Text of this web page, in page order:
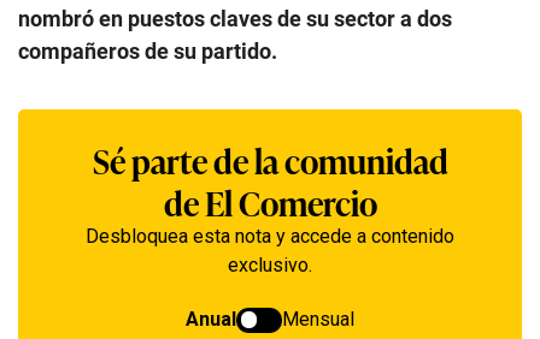
nombró en puestos claves de su sector a dos
compañeros de su partido.